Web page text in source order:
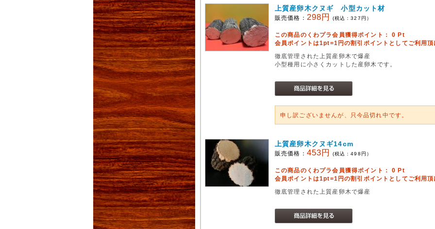
上質産卵木クヌギ 小型カット材
販売価格： 298円 (税込：327 円）
この商品のくわプラ会員獲得ポイント：0 Pt
会員ポイントは1pt=1円の割引ポイントとしてご利用頂
徹底管理された上質産卵木で爆産
小型種用に小さくカットした産卵木です。
申し訳ございませんが、只今品切れ中です。
上質産卵木クヌギ14cm
販売価格： 453円 (税込：498 円）
この商品のくわプラ会員獲得ポイント：0 Pt
会員ポイントは1pt=1円の割引ポイントとしてご利用頂
徹底管理された上質産卵木で爆産